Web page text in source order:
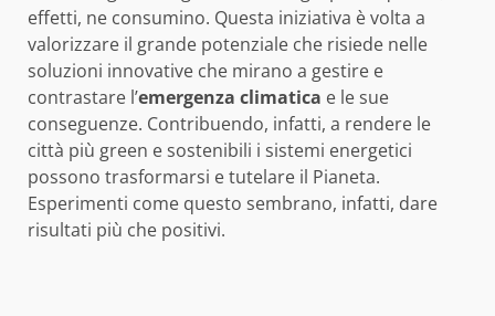
effetti, ne consumino. Questa iniziativa è volta a
valorizzare il grande potenziale che risiede nelle
soluzioni innovative che mirano a gestire e
contrastare l’emergenza climatica e le sue
conseguenze. Contribuendo, infatti, a rendere le
città più green e sostenibili i sistemi energetici
possono trasformarsi e tutelare il Pianeta.
Esperimenti come questo sembrano, infatti, dare
risultati più che positivi.